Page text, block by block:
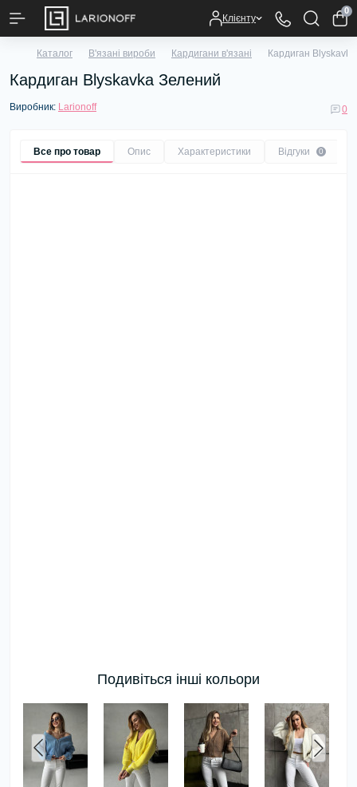
Клієнту
0
Каталог В'язані вироби Кардигани в'язані Кардиган
Кардиган Blyskavka Зелений
Виробник: Larionoff 0
Все про товар Опис Характеристики Відгуки 0
Подивіться інші кольори